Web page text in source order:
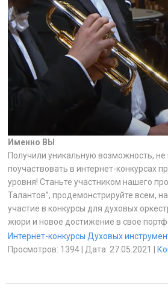
Именно ВЫ
Получили уникальную возможность,
поучаствовать в интернет-конкурсах
уровня! Станьте участником нашего
Талантов”, продемонстрируйте всем,
участие в конкурсы для духовых
жюри и новое достижение в свое
Интернет-конкурсы Духовых
Просмотров: 1394 Дата: 27.05.2021